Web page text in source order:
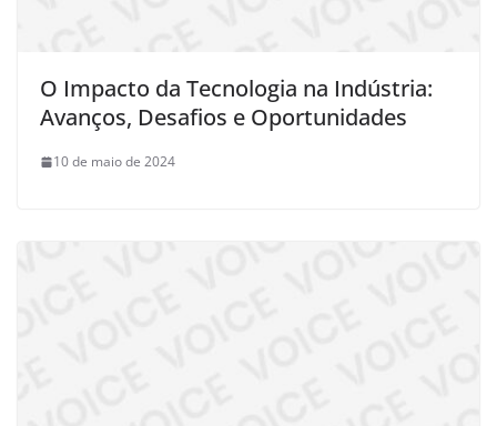
O Impacto da Tecnologia na Indústria:
Avanços, Desafios e Oportunidades
10 de maio de 2024